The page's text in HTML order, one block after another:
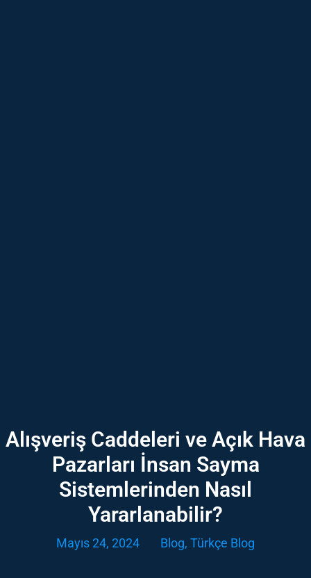
Alışveriş Caddeleri ve Açık Hava
Pazarları İnsan Sayma
Sistemlerinden Nasıl
Yararlanabilir?
Mayıs 24, 2024 Blog, Türkçe Blog